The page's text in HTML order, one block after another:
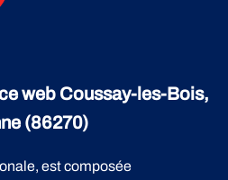
web Coussay-les-Bois,
(86270)
est composée